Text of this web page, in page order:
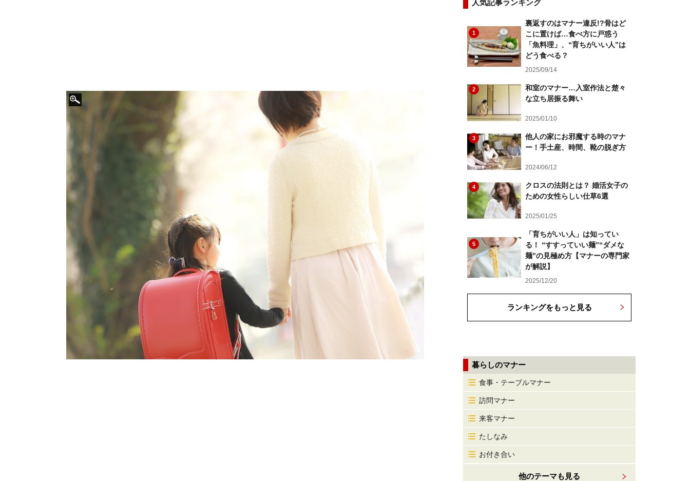
人気記事ランキング
1
裏返すのはマナー違反!?骨はど
こに置けば…食べ方に戸惑う
「魚料理」、“育ちがいい人”は
どう食べる？
2025/09/14
2
和室のマナー…入室作法と楚々
な立ち居振る舞い
2025/01/10
3
他人の家にお邪魔する時のマナ
ー！手土産、時間、靴の脱ぎ方
2024/06/12
4
クロスの法則とは？ 婚活女子の
ための女性らしい仕草6選
2025/01/25
5
「育ちがいい人」は知ってい
る！ “すすっていい麺”“ダメな
麺”の見極め方【マナーの専門家
が解説】
2025/12/20
ランキングをもっと見る
暮らしのマナー
食事・テーブルマナー
訪問マナー
来客マナー
たしなみ
お付き合い
他のテーマも見る